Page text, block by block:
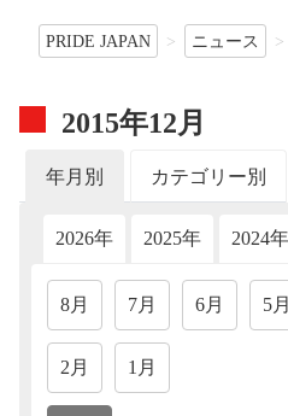
PRIDE JAPAN ニュース
2015年12月
年月別 カテゴリー別
2026年 2025年 2024年
8月 7月 6月 5月
2月 1月